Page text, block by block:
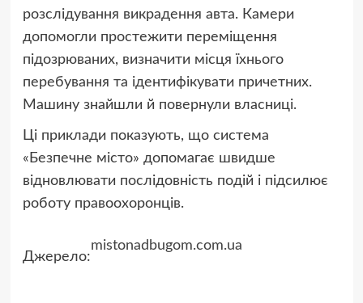
розслідування викрадення авта. Камери
допомогли простежити переміщення
підозрюваних, визначити місця їхнього
перебування та ідентифікувати причетних.
Машину знайшли й повернули власниці.
Ці приклади показують, що система
«Безпечне місто» допомагає швидше
відновлювати послідовність подій і підсилює
роботу правоохоронців.
Джерело:
mistonadbugom.com.ua